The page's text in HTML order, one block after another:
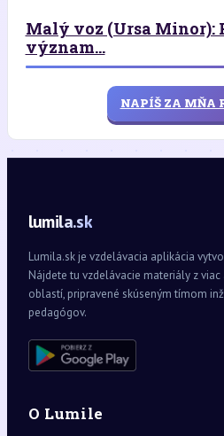
Malý voz (Ursa Minor):
význam...
NAPÍŠ ZA MŇA
lumila.sk
Lumila.sk je vzdelávacia aplikácia
Nájdete tu vzdelávacie materiály z viac
oblastí, pripravené skúseným tímom
pedagógov.
O Lumile